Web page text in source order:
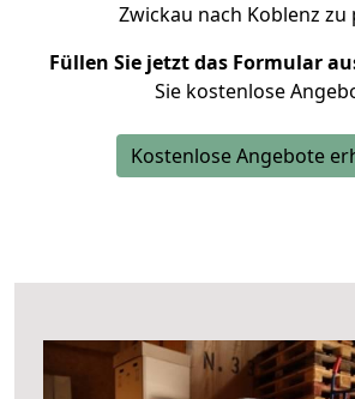
Zwickau nach Koblenz zu
Füllen Sie jetzt das Formular
Sie kostenlose
Kostenlose Angebote